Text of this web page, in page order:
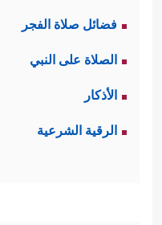
فضائل صلاة الفجر
الصلاة على النبي
الأذكار
الرقية الشرعية